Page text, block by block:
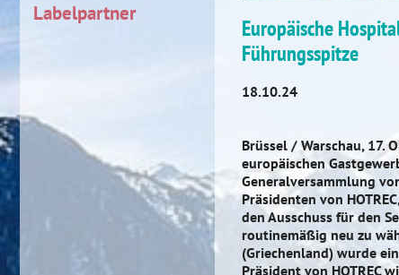
Labelpartner
Europäische
Führungsspitze
18.10.24
Brüssel / Warschau, 17.
europäischen
Generalversammlung
Präsidenten von
den Ausschuss für den
routinemäßig neu zu
(Griechenland) wurde
Präsident von HOTREC